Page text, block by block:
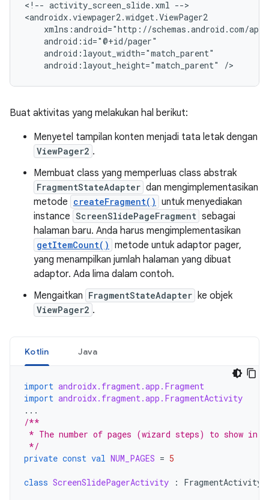
<!-- activity_screen_slide.xml -->
android:layout_height="match_parent"
/>
Buat aktivitas yang melakukan hal berikut:
Menyetel tampilan konten menjadi tata letak dengan
ViewPager2 .
Membuat class yang memperluas class abstrak
FragmentStateAdapter dan mengimplementasikan
metode createFragment() untuk menyediakan
instance ScreenSlidePageFragment sebagai
halaman baru. Anda harus mengimplementasikan
getItemCount() metode untuk adaptor pager,
yang menampilkan jumlah halaman yang dibuat
adaptor. Ada lima dalam contoh.
Mengaitkan FragmentStateAdapter ke objek
ViewPager2 .
Kotlin Java
import androidx.fragment.app.Fragment
import androidx.fragment.app.FragmentActivity
...
/**
* The number of pages (wizard steps) to show in
*/
private const val NUM_PAGES = 5
class ScreenSlidePagerActivity : FragmentActivity